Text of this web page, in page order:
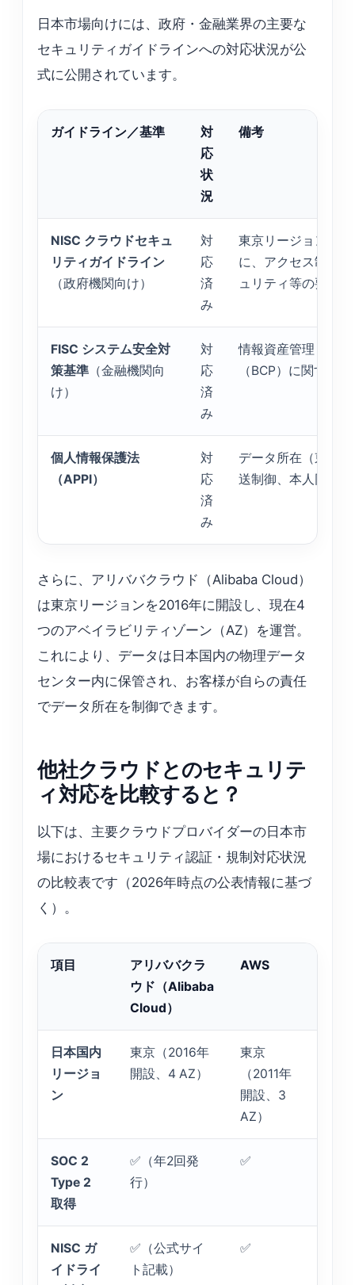
日本市場向けには、政府・金融業界の主要な
セキュリティガイドラインへの対応状況が公
式に公開されています。
ガイドライン／基準
対
応
状
況
備考
NISC クラウドセキュ
リティガイドライン
（政府機関向け）
対
応
済
み
東京リージョンで
に、アクセス制御
ュリティ等の要件
FISC システム安全対
策基準 （金融機関向
け）
対
応
済
み
情報資産管理・脆
（BCP）に関する
個人情報保護法
（APPI）
対
応
済
み
データ所在（東京
送制御、本人同意
さらに、アリババクラウド（Alibaba Cloud）
は東京リージョンを2016年に開設し、現在4
つのアベイラビリティゾーン（AZ）を運営。
これにより、データは日本国内の物理データ
センター内に保管され、お客様が自らの責任
でデータ所在を制御できます。
他社クラウドとのセキュリテ
ィ対応を比較すると？
以下は、主要クラウドプロバイダーの日本市
場におけるセキュリティ認証・規制対応状況
の比較表です（2026年時点の公表情報に基づ
く）。
項目
アリババクラ
ウド（Alibaba
Cloud）
AWS
日本国内
リージョ
ン
東京（2016年
開設、4 AZ）
東京
（2011年
開設、3
AZ）
SOC 2
Type 2
取得
✅（年2回発
行）
✅
NISC ガ
イドライ
✅（公式サイ
ト記載）
✅